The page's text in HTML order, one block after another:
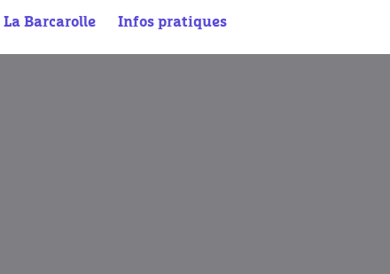
La Barcarolle Infos pratiques